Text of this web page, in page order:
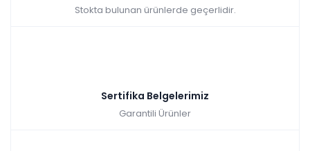
Stokta bulunan ürünlerde geçerlidir.
Sertifika Belgelerimiz
Garantili Ürünler